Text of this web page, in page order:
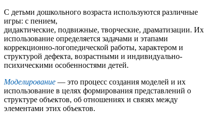
С детьми дошкольного возраста используются различные
игры: с пением,
дидактические, подвижные, творческие, драматизации. Их
использование определяется задачами и этапами
коррекционно-логопедической работы, характером и
структурой дефекта, возрастными и индивидуально-
психическими особенностями детей.
Моделирование — это процесс создания моделей и их
использование в целях формирования представлений о
структуре объектов, об отношениях и связях между
элементами этих объектов.